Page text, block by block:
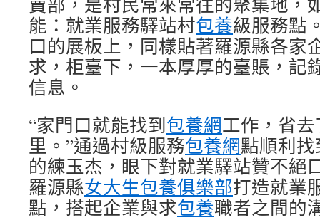
能：就業服務驛站村包養級服務點
口的展板上，同樣貼著羅源縣各家
求，柜臺下，一本厚厚的臺賬，記
信息。
“家門口就能找到包養網工作，省
里。”通過村級服務包養網點順利
的練玉杰，眼下對就業驛站贊不
羅源縣女大生包養俱樂部打造就業
點，搭起企業與求包養職者之間的